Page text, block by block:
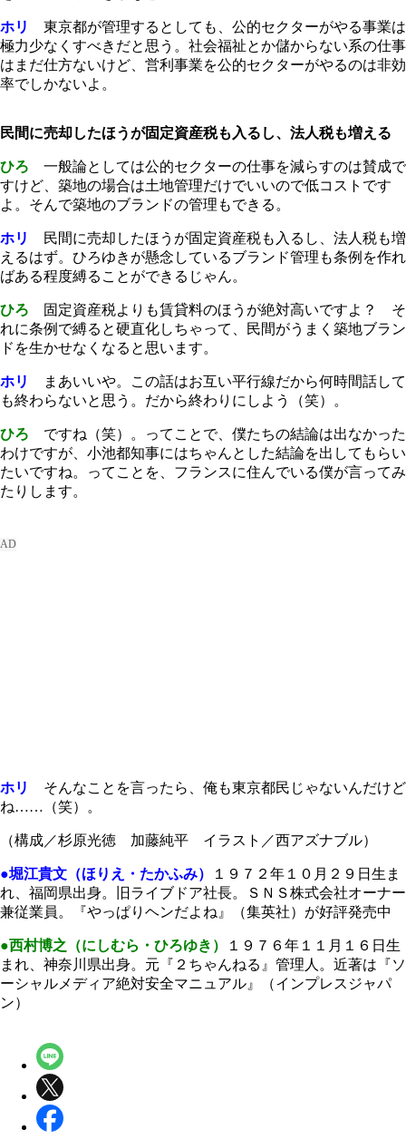
ホリ
東京都が管理するとしても、公的セクターがやる事業は
極力少なくすべきだと思う。社会福祉とか儲からない系の仕事
はまだ仕方ないけど、営利事業を公的セクターがやるのは非効
率でしかないよ。
民間に売却したほうが固定資産税も入るし、法人税も増える
ひろ 一般論としては公的セクターの仕事を減らすのは賛成で
すけど、築地の場合は土地管理だけでいいので低コストです
よ。そんで築地のブランドの管理もできる。
ホリ
民間に売却したほうが固定資産税も入るし、法人税も増
えるはず。ひろゆきが懸念しているブランド管理も条例を作れ
ばある程度縛ることができるじゃん。
ひろ 固定資産税よりも賃貸料のほうが絶対高いですよ？ そ
れに条例で縛ると硬直化しちゃって、民間がうまく築地ブラン
ドを生かせなくなると思います。
ホリ
まあいいや。この話はお互い平行線だから何時間話して
も終わらないと思う。だから終わりにしよう（笑）。
ひろ ですね（笑）。ってことで、僕たちの結論は出なかった
わけですが、小池都知事にはちゃんとした結論を出してもらい
たいですね。ってことを、フランスに住んでいる僕が言ってみ
たりします。
ホリ
そんなことを言ったら、俺も東京都民じゃないんだけど
ね……（笑）。
（構成／杉原光徳 加藤純平 イラスト／西アズナブル）
●堀江貴文（ほりえ・たかふみ）
１９７２年１０月２９日生ま
れ、福岡県出身。旧ライブドア社長。ＳＮＳ株式会社オーナー
兼従業員。『やっぱりヘンだよね』（集英社）が好評発売中
●西村博之（にしむら・ひろゆき）
１９７６年１１月１６日生
まれ、神奈川県出身。元『２ちゃんねる』管理人。近著は『ソ
ーシャルメディア絶対安全マニュアル』（インプレスジャパ
ン）